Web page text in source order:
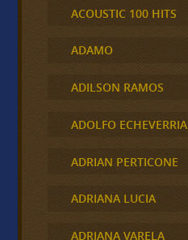
ACOUSTIC 100 HITS
ADAMO
ADILSON RAMOS
ADOLFO ECHEVERRIA
ADRIAN PERTICONE
ADRIANA LUCIA
ADRIANA VARELA